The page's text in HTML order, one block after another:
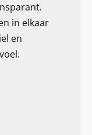
in elkaar
en